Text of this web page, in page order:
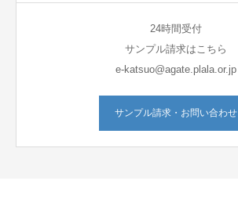
24時間受付
サンプル請求はこちら
e-katsuo@agate.plala.or.jp
サンプル請求・お問い合わせ